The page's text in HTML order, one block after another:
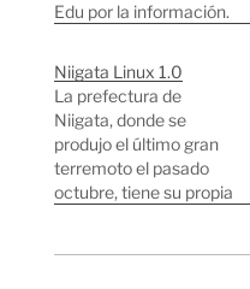
Edu por la información.
Niigata Linux 1.0
La prefectura de
Niigata, donde se
produjo el último gran
terremoto el pasado
octubre, tiene su propia